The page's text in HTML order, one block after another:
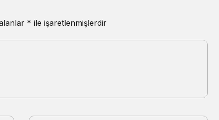
* ile işaretlenmişlerdir